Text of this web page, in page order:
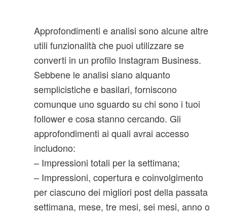
Approfondimenti e analisi sono alcune altre
utili funzionalità che puoi utilizzare se
converti in un profilo Instagram Business.
Sebbene le analisi siano alquanto
semplicistiche e basilari, forniscono
comunque uno sguardo su chi sono i tuoi
follower e cosa stanno cercando. Gli
approfondimenti ai quali avrai accesso
includono:
– Impressioni totali per la settimana;
– Impressioni, copertura e coinvolgimento
per ciascuno dei migliori post della passata
settimana, mese, tre mesi, sei mesi, anno o